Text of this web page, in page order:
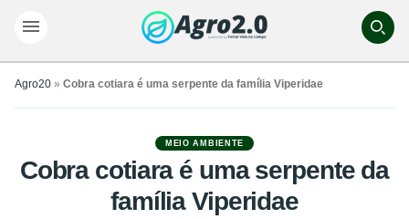
Agro20 » Cobra cotiara é uma serpente da família Viperidae
MEIO AMBIENTE
Cobra cotiara é uma serpente da
família Viperidae